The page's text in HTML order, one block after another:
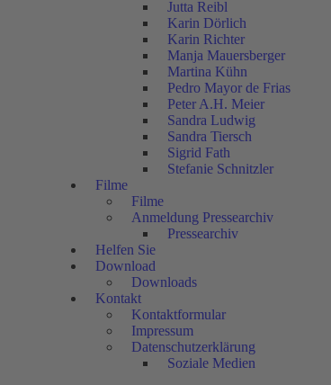
Jutta Reibl
Karin Dörlich
Karin Richter
Manja Mauersberger
Martina Kühn
Pedro Mayor de Frias
Peter A.H. Meier
Sandra Ludwig
Sandra Tiersch
Sigrid Fath
Stefanie Schnitzler
Filme
Filme
Anmeldung Pressearchiv
Pressearchiv
Helfen Sie
Download
Downloads
Kontakt
Kontaktformular
Impressum
Datenschutzerklärung
Soziale Medien